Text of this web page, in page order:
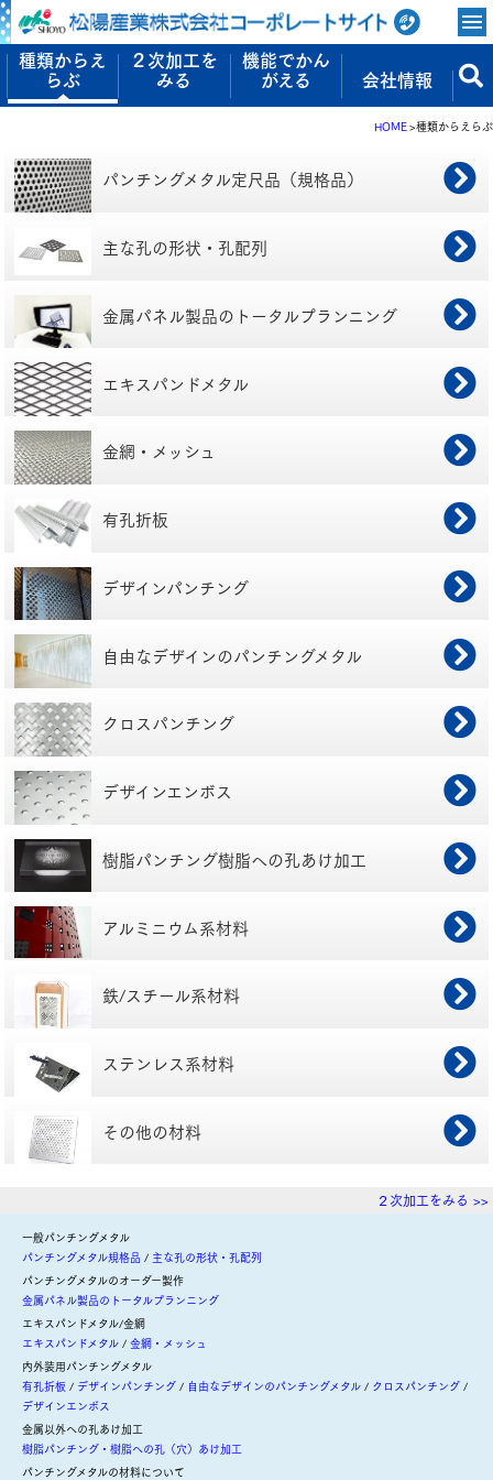
種類からえ
らぶ
２次加工を
みる
機能でかん
がえる 会社情報
HOME 種類からえらぶ
一般パンチングメタル
パンチングメタル規格品
主な孔の形状・孔配列
パンチングメタルのオーダー製作
金属パネル製品のトータルプランニング
エキスパンドメタル/金網
エキスパンドメタル
金網・メッシュ
内外装用パンチングメタル
有孔折板
デザインパンチング 自由なデザインのパンチングメタル
クロスパンチング
デザインエンボス
金属以外への孔あけ加工
樹脂パンチング・樹脂への孔（穴）あけ加工
パンチングメタルの材料について
パンチングメタル定尺品（規格品）
主な孔の形状・孔配列
金属パネル製品の トータルプランニング
エキスパンドメタル
金網・メッシュ
有孔折板
デザインパンチング
自由なデザインのパンチングメタル
クロスパンチング
デザインエンボス
樹脂パンチング樹脂への孔あけ加工
アルミニウム系材料
鉄/スチール系材料
ステンレス系材料
その他の材料
２次加工をみる >>